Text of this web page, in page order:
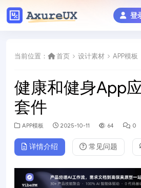
登
当前位置： 首页 设计素材 APP模板
健康和健身App
套件
APP模板 2025-10-11 64 0
详情介绍 常见问题